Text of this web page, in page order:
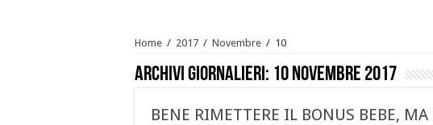
Home / 2017 / Novembre / 10
Archivi giornalieri: 10 Novembre 2017
BENE RIMETTERE IL BONUS BEBE, MA